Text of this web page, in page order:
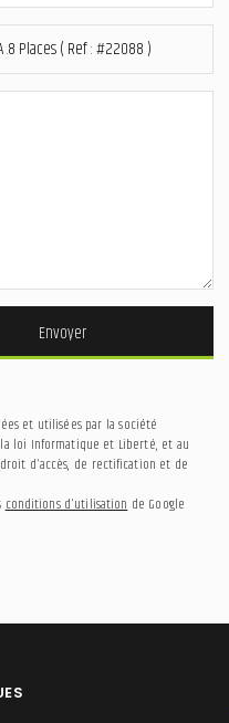
Envoyer
et utilisées par la société
la loi Informatique et Liberté, et au
d'accès, de rectification et de
conditions d'utilisationde Google